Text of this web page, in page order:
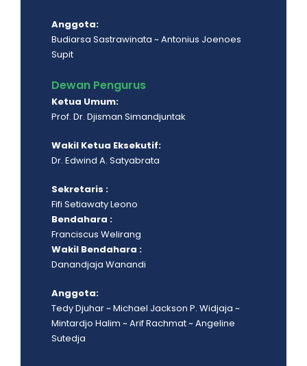
Anggota:
Budiarsa Sastrawinata ~ Antonius Joenoes
Supit
Dewan Pengurus
Ketua Umum:
Prof. Dr. Djisman Simandjuntak
Wakil Ketua Eksekutif:
Dr. Edwind A. Satyabrata
Sekretaris :
Fifi Setiawaty Leono
Bendahara :
Franciscus Welirang
Wakil Bendahara :
Danandjaja Wanandi
Anggota:
Tedy Djuhar ~ Michael Jackson P. Widjaja ~
Mintardjo Halim ~ Arif Rachmat ~ Angeline
Sutedja